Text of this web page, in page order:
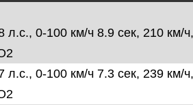
л.с., 0-100 км/ч 8.9 сек, 210 км/ч,
л.с., 0-100 км/ч 7.3 сек, 239 км/ч,